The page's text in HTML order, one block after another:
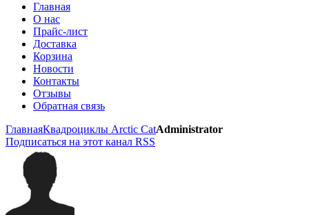
Главная
О нас
Прайс-лист
Доставка
Корзина
Новости
Контакты
Отзывы
Обратная связь
ГлавнаяКвадроциклы Arctic CatAdministrator
Подписаться на этот канал RSS